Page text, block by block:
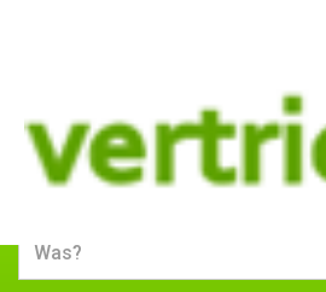
Jobs und Stellenangebote im
Vertrieb